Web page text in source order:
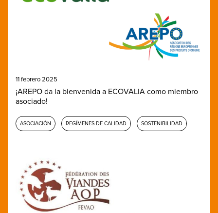
11 febrero 2025
¡AREPO da la bienvenida a ECOVALIA como miembro
asociado!
ASOCIACIÓN REGÍMENES DE CALIDAD SOSTENIBILIDAD